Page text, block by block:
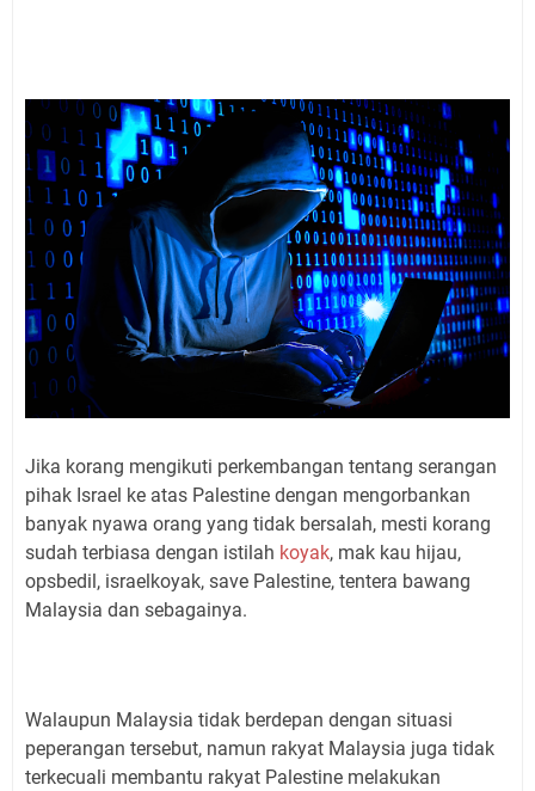
Jika korang mengikuti perkembangan tentang serangan
pihak Israel ke atas Palestine dengan mengorbankan
banyak nyawa orang yang tidak bersalah, mesti korang
sudah terbiasa dengan istilah koyak, mak kau hijau,
opsbedil, israelkoyak, save Palestine, tentera bawang
Malaysia dan sebagainya.
Walaupun Malaysia tidak berdepan dengan situasi
peperangan tersebut, namun rakyat Malaysia juga tidak
terkecuali membantu rakyat Palestine melakukan